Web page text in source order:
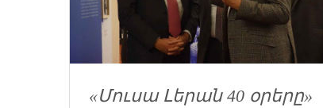
«Մուսա Լերան 40 օրերը»